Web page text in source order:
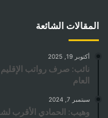
المقالات الشائعة
أكتوبر 19, 2025
نائب: صرف رواتب
العام
سبتمبر 7, 2024
وهيب: الحمادي الأقرب